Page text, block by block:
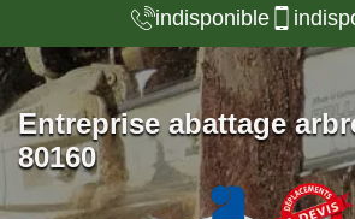
indisponible
Entreprise abattage
80160